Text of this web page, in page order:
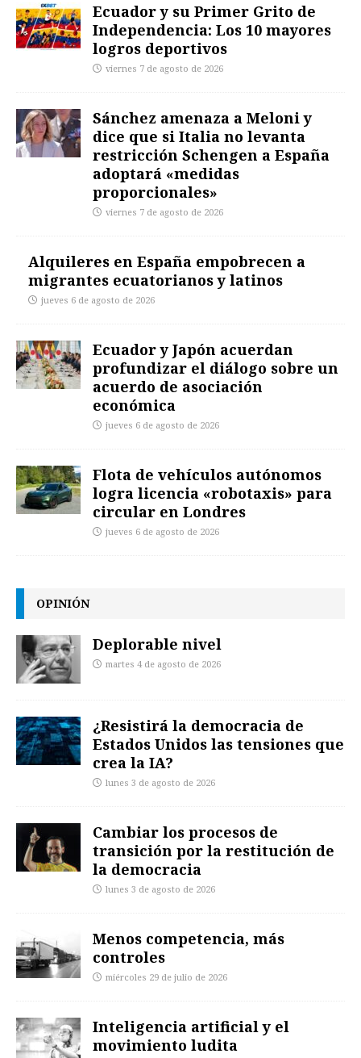
Ecuador y su Primer Grito de
Independencia: Los 10 mayores
logros deportivos
viernes 7 de agosto de 2026
Sánchez amenaza a Meloni y
dice que si Italia no levanta
restricción Schengen a España
adoptará «medidas
proporcionales»
viernes 7 de agosto de 2026
Alquileres en España empobrecen a
migrantes ecuatorianos y latinos
jueves 6 de agosto de 2026
Ecuador y Japón acuerdan
profundizar el diálogo sobre un
acuerdo de asociación
económica
jueves 6 de agosto de 2026
Flota de vehículos autónomos
logra licencia «robotaxis» para
circular en Londres
jueves 6 de agosto de 2026
OPINIÓN
Deplorable nivel
martes 4 de agosto de 2026
¿Resistirá la democracia de
Estados Unidos las tensiones que
crea la IA?
lunes 3 de agosto de 2026
Cambiar los procesos de
transición por la restitución de
la democracia
lunes 3 de agosto de 2026
Menos competencia, más
controles
miércoles 29 de julio de 2026
Inteligencia artificial y el
movimiento ludita